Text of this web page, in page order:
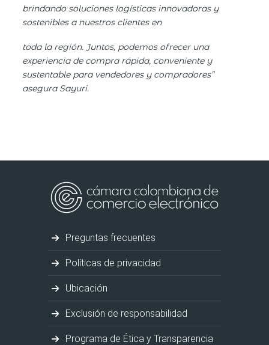
brindando soluciones logísticas innovadoras y
sostenibles a nuestros clientes en
toda la región. Juntos, podemos ofrecer una
experiencia de compra rápida, conveniente y
sustentable para vendedores y compradores”
asegura Sayuri.
Preguntas frecuentes
Políticas de privacidad
Ubicación
Exclusión de responsabilidad
Programa de Ética y Transparencia